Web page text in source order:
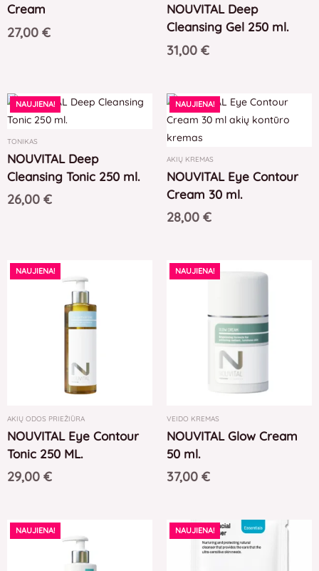
Cream
27,00 €
NOUVITAL Deep
Cleansing Gel 250 ml.
31,00 €
NAUJIENA!
TONIKAS
NOUVITAL Deep
Cleansing Tonic 250 ml.
26,00 €
NAUJIENA!
AKIŲ KREMAS
NOUVITAL Eye Contour
Cream 30 ml.
28,00 €
NAUJIENA!
AKIŲ ODOS PRIEŽIŪRA
NOUVITAL Eye Contour
Tonic 250 ML.
29,00 €
NAUJIENA!
VEIDO KREMAS
NOUVITAL Glow Cream
50 ml.
37,00 €
NAUJIENA! NAUJIENA!